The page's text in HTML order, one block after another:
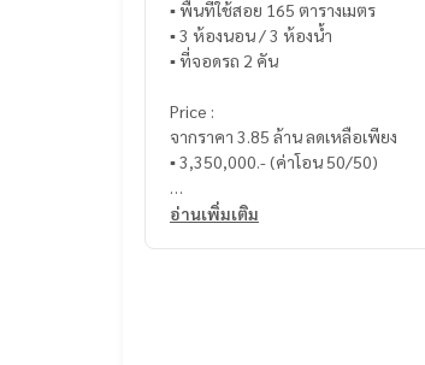
▪️ พื้นที่ใช้สอย 165 ตารางเมตร
▪️ 3 ห้องนอน / 3 ห้องน้ำ
▪️ ที่จอดรถ 2 คัน
Price :
จากราคา 3.85 ล้าน ลดเหลือเพียง
▪️ 3,350,000.- (ค่าโอน 50/50)
_____________________________
อ่านเพิ่มเติม